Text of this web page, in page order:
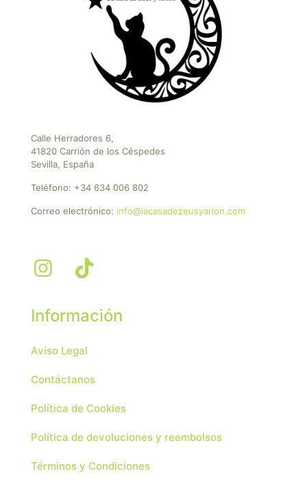
Calle Herradores 6,
41820 Carrión de los Céspedes
Sevilla, España
Teléfono: +34 634 006 802
Correo electrónico: info@lacasadezeusyarion.com
Información
Aviso Legal
Contáctanos
Política de Cookies
Política de devoluciones y reembolsos
Términos y Condiciones